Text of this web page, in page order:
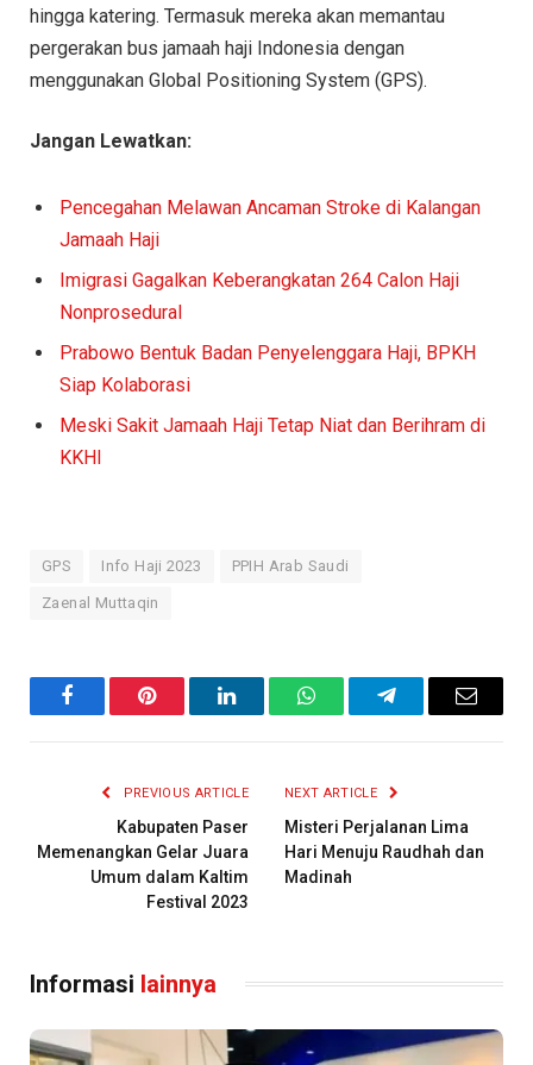
hingga katering. Termasuk mereka akan memantau
pergerakan bus jamaah haji Indonesia dengan
menggunakan Global Positioning System (GPS).
Jangan Lewatkan:
Pencegahan Melawan Ancaman Stroke di Kalangan
Jamaah Haji
Imigrasi Gagalkan Keberangkatan 264 Calon Haji
Nonprosedural
Prabowo Bentuk Badan Penyelenggara Haji, BPKH
Siap Kolaborasi
Meski Sakit Jamaah Haji Tetap Niat dan Berihram di
KKHI
GPS Info Haji 2023 PPIH Arab Saudi
Zaenal Muttaqin
FacebookPinterest LinkedInWhatsAppTelegramEmail
PREVIOUS ARTICLE
Kabupaten Paser
Memenangkan Gelar Juara
Umum dalam Kaltim
Festival 2023
NEXT ARTICLE
Misteri Perjalanan Lima
Hari Menuju Raudhah dan
Madinah
Informasi lainnya